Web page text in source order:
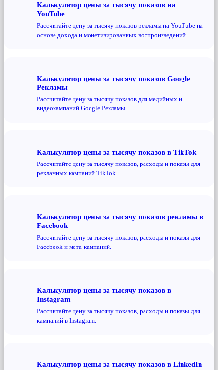
Калькулятор цены за тысячу показов на
YouTube
Рассчитайте цену за тысячу показов рекламы на YouTube на
основе дохода и монетизированных воспроизведений.
Калькулятор цены за тысячу показов Google
Рекламы
Рассчитайте цену за тысячу показов для медийных и
видеокампаний Google Рекламы.
Калькулятор цены за тысячу показов в TikTok
Рассчитайте цену за тысячу показов, расходы и показы для
рекламных кампаний TikTok.
Калькулятор цены за тысячу показов рекламы в
Facebook
Рассчитайте цену за тысячу показов, расходы и показы для
Facebook и мета-кампаний.
Калькулятор цены за тысячу показов в
Instagram
Рассчитайте цену за тысячу показов, расходы и показы для
кампаний в Instagram.
Калькулятор цены за тысячу показов в LinkedIn